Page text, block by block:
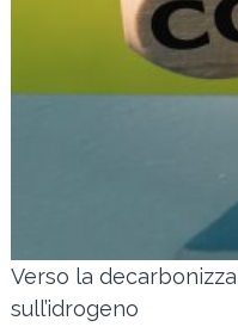
Verso la
sull’idrogeno